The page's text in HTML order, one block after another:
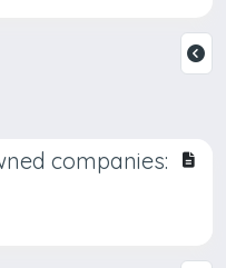
companies: